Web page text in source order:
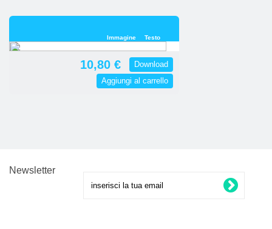
Immagine Testo
10,80 €
Download
Aggiungi al carrello
Newsletter